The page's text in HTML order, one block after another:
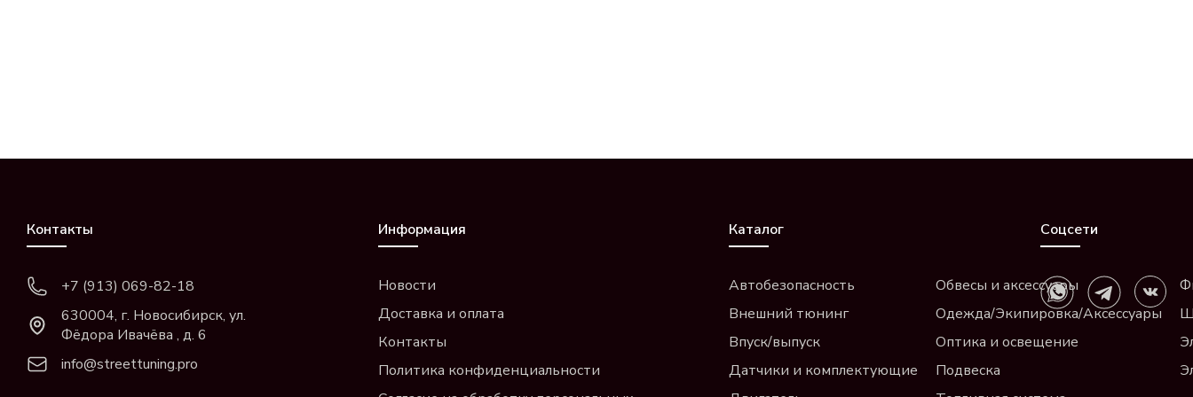
Контакты
+7 (913) 069-82-18
630004, г. Новосибирск, ул.
Фёдора Ивачёва , д. 6
info@streettuning.pro
Информация
Новости
Доставка и оплата
Контакты
Политика конфиденциальности
Каталог
Автобезопасность
Внешний тюнинг
Впуск/выпуск
Датчики и комплектующие
Обвесы и аксессуары
Одежда/Экипировка/Аксессуары
Оптика и освещение
Подвеска
Соцсети